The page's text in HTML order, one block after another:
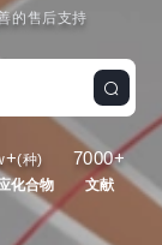
的售后支持
+(种)
化合物
7000+
文献